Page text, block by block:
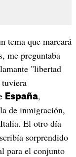
tema que marcará
me preguntaba
"libertad
España,
de inmigración,
El otro día
sorprendido
para el conjunto